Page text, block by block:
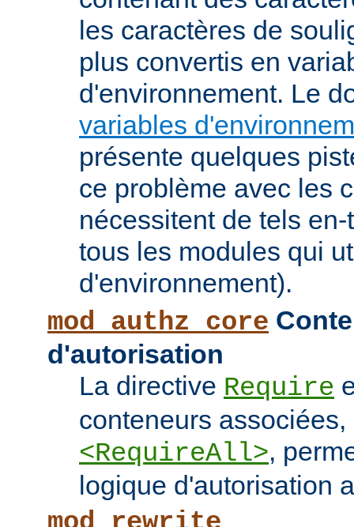
les caractères de
plus convertis en
d'environnement. Le
variables
présente quelques
ce problème avec les
nécessitent de tels
tous les modules qui
d'environnement).
mod_authz_core
d'autorisation
La directive Require
conteneurs associées,
<RequireAll>,
logique d'autorisation